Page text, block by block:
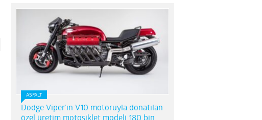
ASFALT
Dodge Viper’ın V10 motoruyla donatılan
özel üretim motosiklet modeli 180 bin